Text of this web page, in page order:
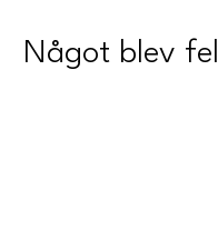
Något blev fel